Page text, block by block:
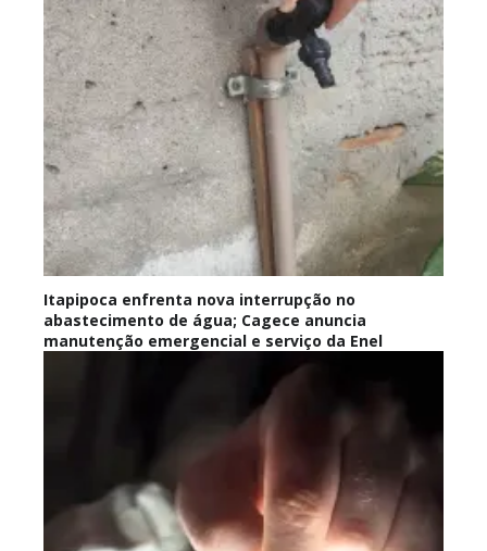
Itapipoca enfrenta nova interrupção no
abastecimento de água; Cagece anuncia
manutenção emergencial e serviço da Enel